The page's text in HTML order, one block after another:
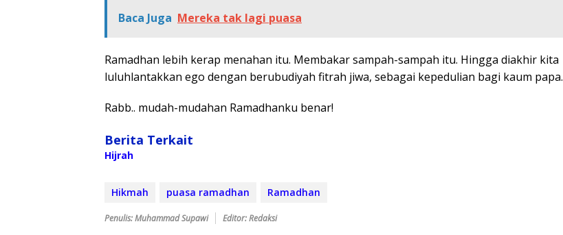
Baca Juga Mereka tak lagi puasa
Ramadhan lebih kerap menahan itu. Membakar sampah-sampah itu. Hingga diakhir kita
luluhlantakkan ego dengan berubudiyah fitrah jiwa, sebagai kepedulian bagi kaum papa.
Rabb.. mudah-mudahan Ramadhanku benar!
Berita Terkait
Hijrah
Hikmah puasa ramadhan Ramadhan
Penulis: Muhammad Supawi Editor: Redaksi